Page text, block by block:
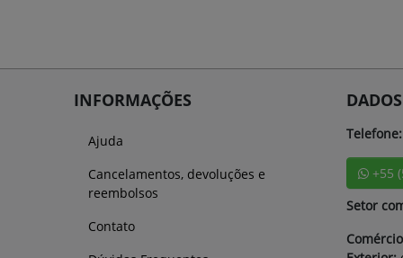
INFORMAÇÕES
Ajuda
Cancelamentos, devoluções e
reembolsos
Contato
Telefone:
+55
Setor
Comércio